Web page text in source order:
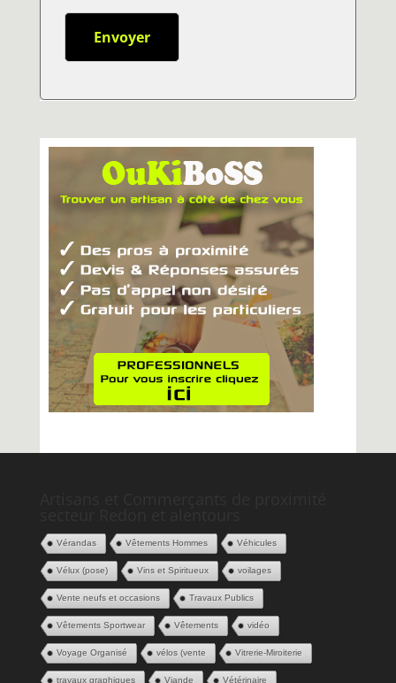
Vérandas Vêtements Hommes Véhicules
Vélux (pose) Vins et Spiritueux voilages
Vente neufs et occasions Travaux Publics
Vêtements Sportwear Vêtements vidéo
Voyage Organisé vélos (vente Vitrerie-Miroiterie
travaux graphiques Viande Vétérinaire